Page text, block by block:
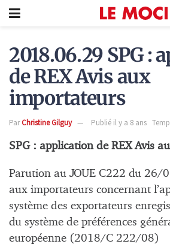
2018.06.29 SPG :
de REX Avis aux
importateurs
ParChristine Gilguy Publié il y a 8 ans
SPG : application de REX Avis
Parution au JOUE C222 du 26/
aux importateurs concernant
système des exportateurs
du système de préférences
européenne (2018/C 222/08)